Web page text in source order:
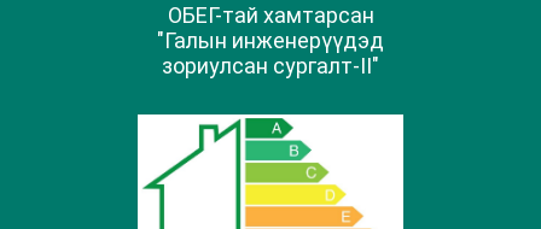
ОБЕГ-тай хамтарсан
"Галын инженерүүдэд
зориулсан сургалт-II"